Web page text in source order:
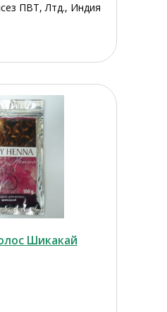
ПВТ, Лтд., Индия
Шикакай